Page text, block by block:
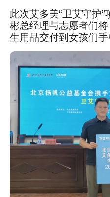
此次艾多美“卫艾守护
彬总经理与志愿者们
生用品交付到女孩们手